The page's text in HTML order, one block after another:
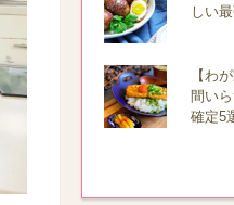
しい
【わ
間い
確定5